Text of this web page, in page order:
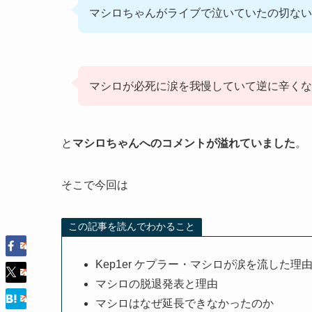
マシロちゃんがライブで泣いていたの切ない
マシロが必死に涙を我慢していて逆に辛く
と マシロちゃんへのコメントが溢れていました。
そこで今回は
この記事を読んでわかること
Kep1er ケプラー・マシロが涙を流した理由
マシロの脱退発表と理由
マシロはなぜ延長できなかったのか